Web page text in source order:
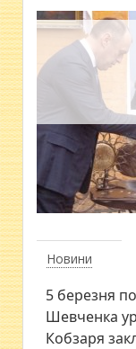
Новини
5 березня
Шевченка
Кобзаря